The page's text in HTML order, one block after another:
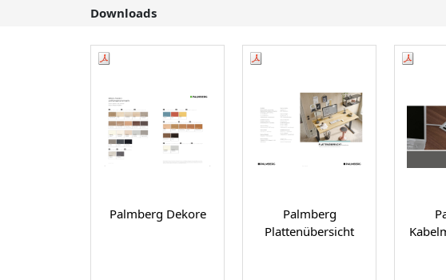
Downloads
Palmberg Dekore
Palmberg
Plattenübersicht